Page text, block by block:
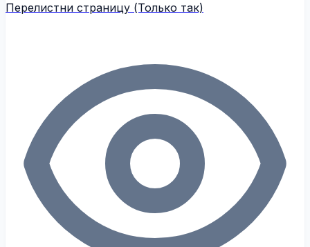
Перелистни страницу (Только так)